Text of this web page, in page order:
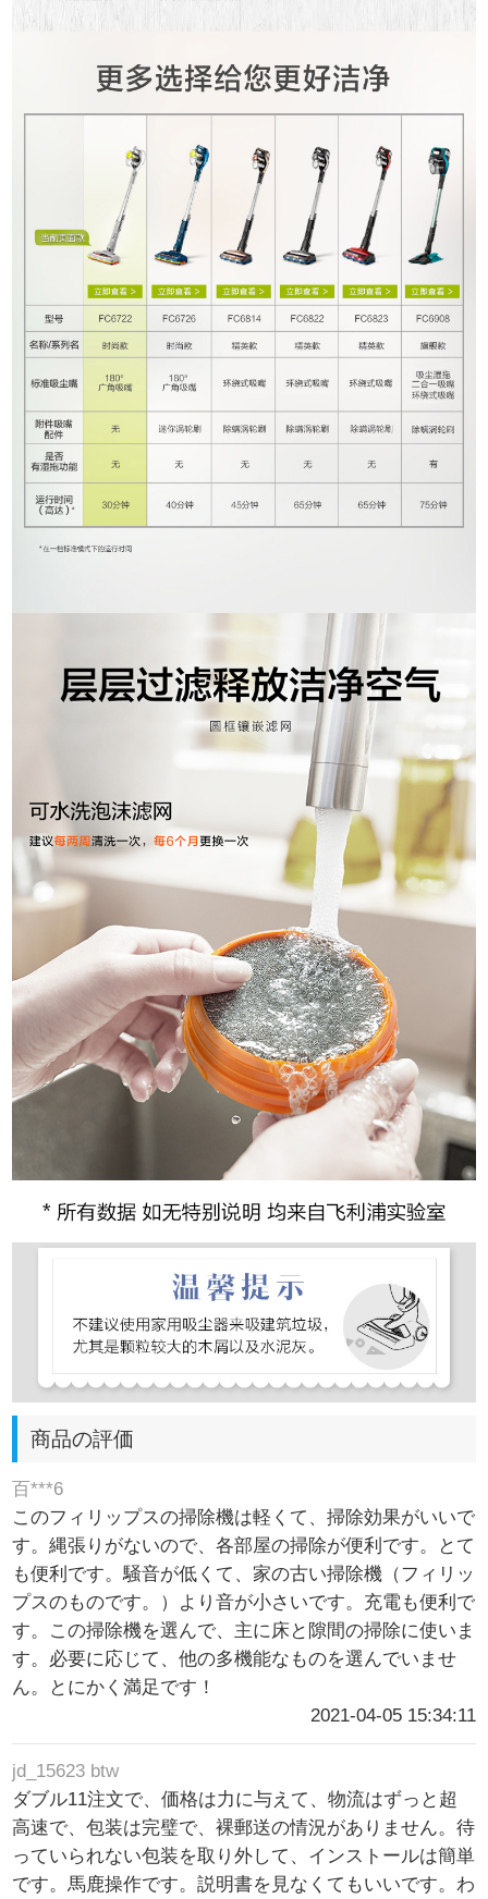
商品の評価
百***6
このフィリップスの掃除機は軽くて、掃除効果がいいで
す。縄張りがないので、各部屋の掃除が便利です。とて
も便利です。騒音が低くて、家の古い掃除機（フィリッ
プスのものです。）より音が小さいです。充電も便利で
す。この掃除機を選んで、主に床と隙間の掃除に使いま
す。必要に応じて、他の多機能なものを選んでいませ
ん。とにかく満足です！
2021-04-05 15:34:11
jd_15623 btw
ダブル11注文で、価格は力に与えて、物流はずっと超
高速で、包装は完璧で、裸郵送の情況がありません。待
っていられない包装を取り外して、インストールは簡単
です。馬鹿操作です。説明書を見なくてもいいです。わ